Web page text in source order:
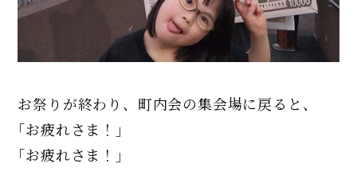
お祭りが終わり、町内会の集会場に戻ると、
｢お疲れさま！｣
｢お疲れさま！｣